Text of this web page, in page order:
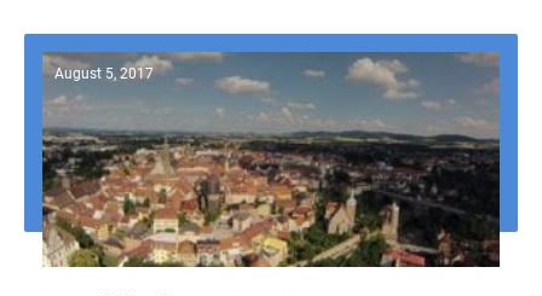
August 5, 2017